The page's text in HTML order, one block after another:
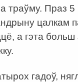
траўму. Праз 5
цалкам
а гэта больш
гадоў,